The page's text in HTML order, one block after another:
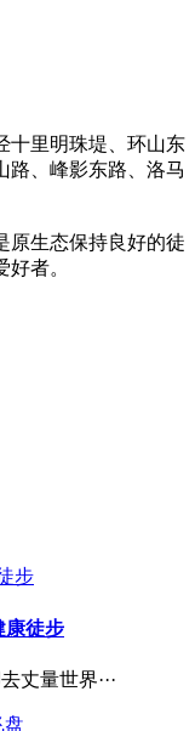
十里明珠堤、环山东
路、峰影东路、洛马
原生态保持良好的徒
者。
康徒步
丈量世界···